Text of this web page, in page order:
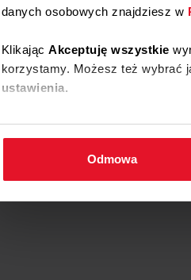
danych osobowych znajdziesz w
Klikając Akceptuję wszystkie
korzystamy. Możesz też wybrać
ustawienia.
W każdej chwili możesz zmienić
Odmowa